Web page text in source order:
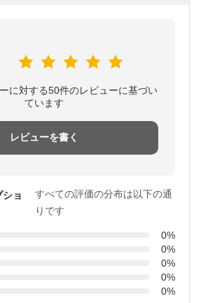
に対する50件のレビューに基づい
ています
レビューを書く
ョ
すべての評価の分布は以下の通
りです
0%
0%
0%
0%
0%